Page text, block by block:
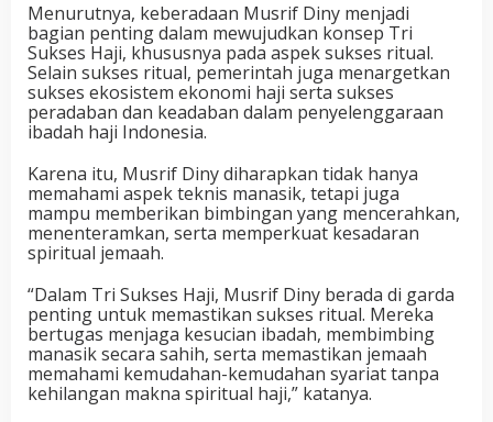
Menurutnya, keberadaan Musrif Diny menjadi
bagian penting dalam mewujudkan konsep Tri
Sukses Haji, khususnya pada aspek sukses ritual.
Selain sukses ritual, pemerintah juga menargetkan
sukses ekosistem ekonomi haji serta sukses
peradaban dan keadaban dalam penyelenggaraan
ibadah haji Indonesia.
Karena itu, Musrif Diny diharapkan tidak hanya
memahami aspek teknis manasik, tetapi juga
mampu memberikan bimbingan yang mencerahkan,
menenteramkan, serta memperkuat kesadaran
spiritual jemaah.
“Dalam Tri Sukses Haji, Musrif Diny berada di garda
penting untuk memastikan sukses ritual. Mereka
bertugas menjaga kesucian ibadah, membimbing
manasik secara sahih, serta memastikan jemaah
memahami kemudahan-kemudahan syariat tanpa
kehilangan makna spiritual haji,” katanya.